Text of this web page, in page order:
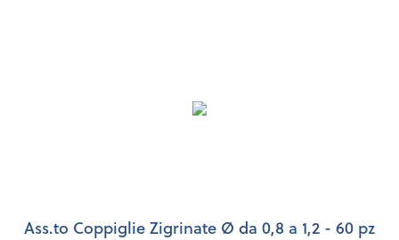
Ass.to Coppiglie Zigrinate Ø da 0,8 a 1,2 - 60 pz